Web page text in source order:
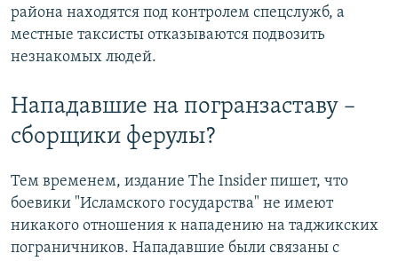
района находятся под контролем спецслужб, а
местные таксисты отказываются подвозить
незнакомых людей.
Нападавшие на погранзаставу –
сборщики ферулы?
Тем временем, издание The Insider пишет, что
боевики "Исламского государства" не имеют
никакого отношения к нападению на таджикских
пограничников. Нападавшие были связаны с